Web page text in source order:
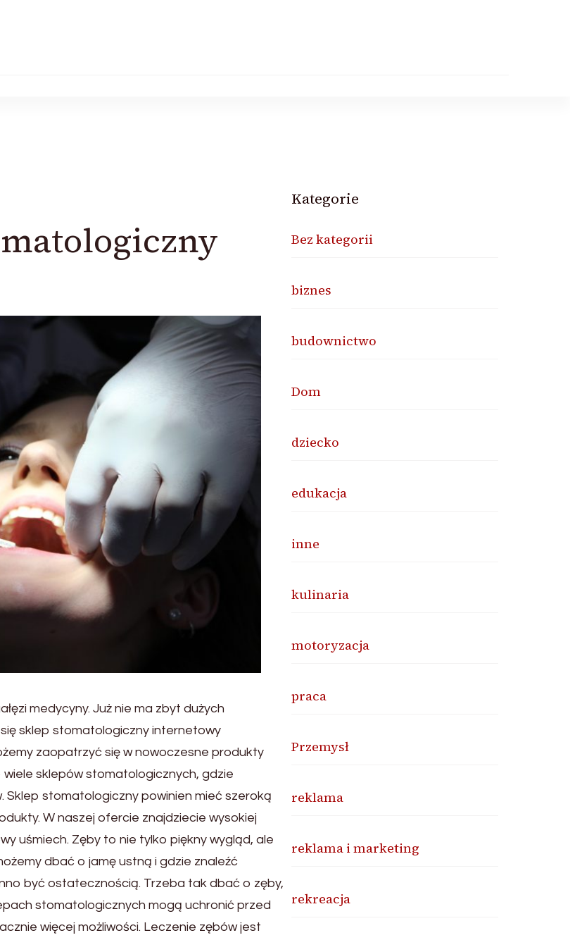
medycyny. Już nie ma zbyt dużych
sklep stomatologiczny internetowy
zaopatrzyć się w nowoczesne produkty
sklepów stomatologicznych, gdzie
stomatologiczny powinien mieć szeroką
W naszej ofercie znajdziecie wysokiej
uśmiech. Zęby to nie tylko piękny wygląd, ale
dbać o jamę ustną i gdzie znaleźć
być ostatecznością. Trzeba tak dbać o zęby,
stomatologicznych mogą uchronić przed
więcej możliwości. Leczenie zębów jest
Kategorie
Bez kategorii
biznes
budownictwo
Dom
dziecko
edukacja
inne
kulinaria
motoryzacja
praca
Przemysł
reklama
reklama i marketing
rekreacja